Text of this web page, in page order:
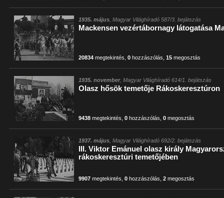
1935. május , Magyar Világhíradó 587/3. bejátszás
Mackensen vezértábornagy látogatása
20834 megtekintés ,0 hozzászólás ,15 megosztás
1935. november, Magyar Világhíradó 614/1. bejátszás
Olasz hősök temetője Rákoskeresztúron
9438 megtekintés ,0 hozzászólás ,0 megosztás
1937. május , Magyar Világhíradó 692/2. bejátszás
III. Viktor Emánuel olasz király
rákoskeresztúri temetőjében
9907 megtekintés ,0 hozzászólás ,2 megosztás